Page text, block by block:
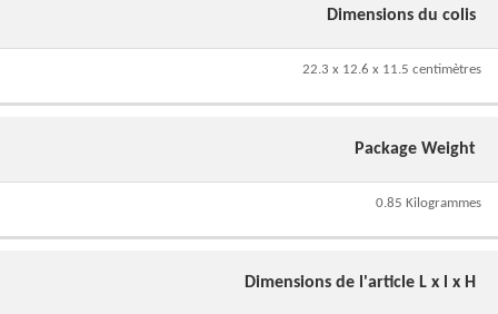
Dimensions du colis
22.3 x 12.6 x 11.5 centimètres
Package Weight
0.85 Kilogrammes
Dimensions de l'article L x l x H